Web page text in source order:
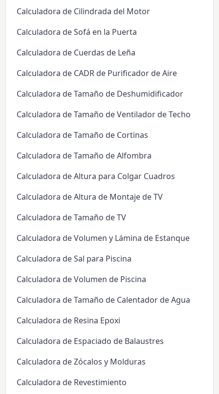
Calculadora de Cilindrada del Motor
Calculadora de Sofá en la Puerta
Calculadora de Cuerdas de Leña
Calculadora de CADR de Purificador de Aire
Calculadora de Tamaño de Deshumidificador
Calculadora de Tamaño de Ventilador de Techo
Calculadora de Tamaño de Cortinas
Calculadora de Tamaño de Alfombra
Calculadora de Altura para Colgar Cuadros
Calculadora de Altura de Montaje de TV
Calculadora de Tamaño de TV
Calculadora de Volumen y Lámina de Estanque
Calculadora de Sal para Piscina
Calculadora de Volumen de Piscina
Calculadora de Tamaño de Calentador de Agua
Calculadora de Resina Epoxi
Calculadora de Espaciado de Balaustres
Calculadora de Zócalos y Molduras
Calculadora de Revestimiento